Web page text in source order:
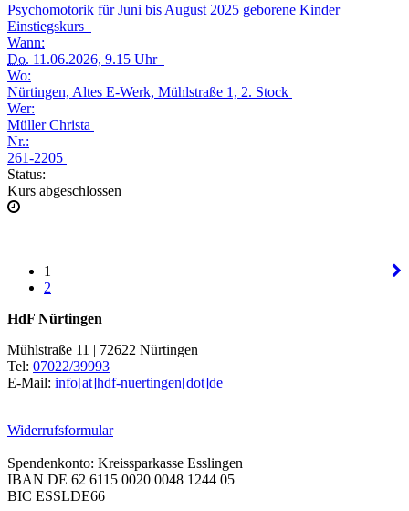
Psychomotorik für Juni bis August 2025 geborene Kinder
Einstiegskurs
Wann:
Do. 11.06.2026, 9.15 Uhr
Wo:
Nürtingen, Altes E-Werk, Mühlstraße 1, 2. Stock
Wer:
Müller Christa
Nr.:
261-2205
Status:
Kurs abgeschlossen
1
2
HdF Nürtingen
Mühlstraße 11 | 72622 Nürtingen
Tel: 07022/39993
E-Mail: info[at]hdf-nuertingen[dot]de
Widerrufsformular
Spendenkonto: Kreissparkasse Esslingen
IBAN DE 62 6115 0020 0048 1244 05
BIC ESSLDE66